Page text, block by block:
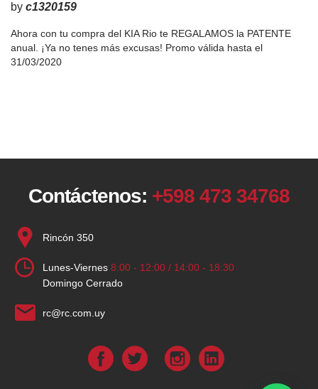
by c1320159
Ahora con tu compra del KIA Rio te REGALAMOS la PATENTE
anual. ¡Ya no tenes más excusas! Promo válida hasta el
31/03/2020
Contáctenos: +598 473 34768
Rincón 350
Lunes-Viernes 8:00 - 12:00 / 14:00 - 18:30
Domingo Cerrado
rc@rc.com.uy